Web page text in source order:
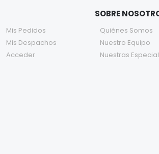
Mis Pedidos
Mis Despachos
Acceder
SOBRE
Quiénes Somos
Nuestro Equipo
Nuestras